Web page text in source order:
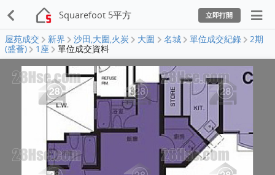
Squarefoot 5平方 立即打開
屋苑成交 新界 沙田,大圍,火炭 大圍 名城 單位成交紀錄
2期
(盛薈)
1座 單位成交資料